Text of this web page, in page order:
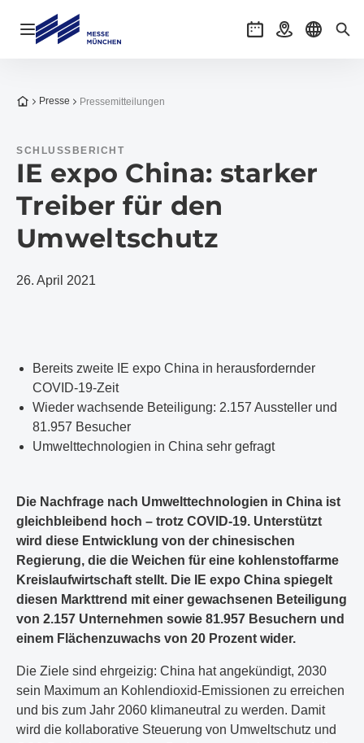
Navigation öffnen Veranstaltungen
AnreiseSprache
Zur Startseite
Presse Pressemitteilungen
SCHLUSSBERICHT
IE expo China: starker
Treiber für den
Umweltschutz
26. April 2021
Bereits zweite IE expo China in herausfordernder
COVID-19-Zeit
Wieder wachsende Beteiligung: 2.157 Aussteller und
81.957 Besucher
Umwelttechnologien in China sehr gefragt
Die Nachfrage nach Umwelttechnologien in China ist
gleichbleibend hoch – trotz COVID-19. Unterstützt
wird diese Entwicklung von der chinesischen
Regierung, die die Weichen für eine kohlenstoffarme
Kreislaufwirtschaft stellt. Die IE expo China spiegelt
diesen Markttrend mit einer gewachsenen Beteiligung
von 2.157 Unternehmen sowie 81.957 Besuchern und
einem Flächenzuwachs von 20 Prozent wider.
Die Ziele sind ehrgeizig: China hat angekündigt, 2030
sein Maximum an Kohlendioxid-Emissionen zu erreichen
und bis zum Jahr 2060 klimaneutral zu werden. Damit
wird die kollaborative Steuerung von Umweltschutz und